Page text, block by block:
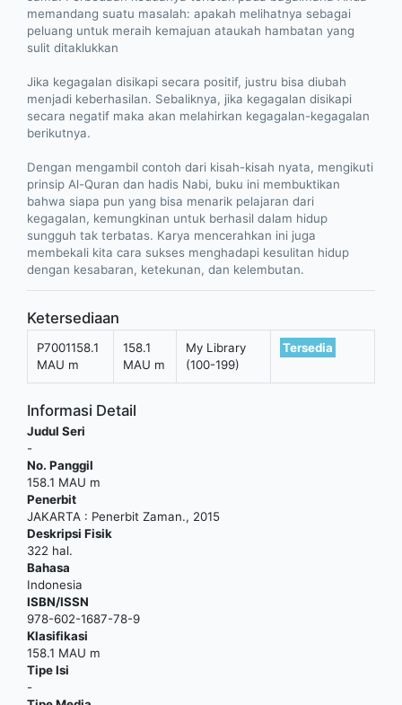
memandang suatu masalah: apakah melihatnya sebagai
peluang untuk meraih kemajuan ataukah hambatan yang
sulit ditaklukkan
Jika kegagalan disikapi secara positif, justru bisa diubah
menjadi keberhasilan. Sebaliknya, jika kegagalan disikapi
secara negatif maka akan melahirkan kegagalan-kegagalan
berikutnya.
Dengan mengambil contoh dari kisah-kisah nyata, mengikuti
prinsip Al-Quran dan hadis Nabi, buku ini membuktikan
bahwa siapa pun yang bisa menarik pelajaran dari
kegagalan, kemungkinan untuk berhasil dalam hidup
sungguh tak terbatas. Karya mencerahkan ini juga
membekali kita cara sukses menghadapi kesulitan hidup
dengan kesabaran, ketekunan, dan kelembutan.
Ketersediaan
P7001158.1
MAU m
158.1
MAU m
My Library
(100-199)
Tersedia
Informasi Detail
Judul Seri
-
No. Panggil
158.1 MAU m
Penerbit
JAKARTA : Penerbit Zaman., 2015
Deskripsi Fisik
322 hal.
Bahasa
Indonesia
ISBN/ISSN
978-602-1687-78-9
Klasifikasi
158.1 MAU m
Tipe Isi
-